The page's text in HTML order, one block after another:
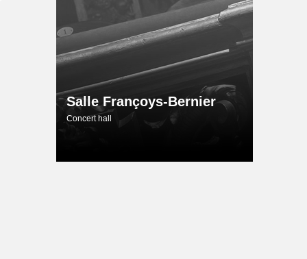
Salle Françoys-Bernier
Concert hall